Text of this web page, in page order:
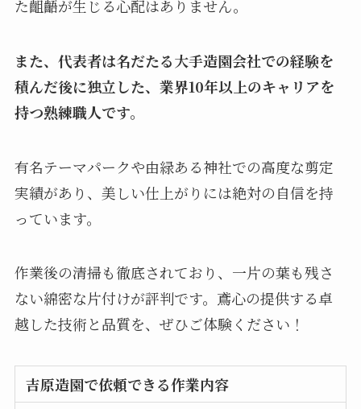
た齟齬が生じる心配はありません。
また、代表者は名だたる大手造園会社での経験を
積んだ後に独立した、業界10年以上のキャリアを
持つ熟練職人です。
有名テーマパークや由緑ある神社での高度な剪定
実績があり、美しい仕上がりには絶対の自信を持
っています。
作業後の清掃も徹底されており、一片の葉も残さ
ない綿密な片付けが評判です。鳶心の提供する卓
越した技術と品質を、ぜひご体験ください！
吉原造園で依頼できる作業内容